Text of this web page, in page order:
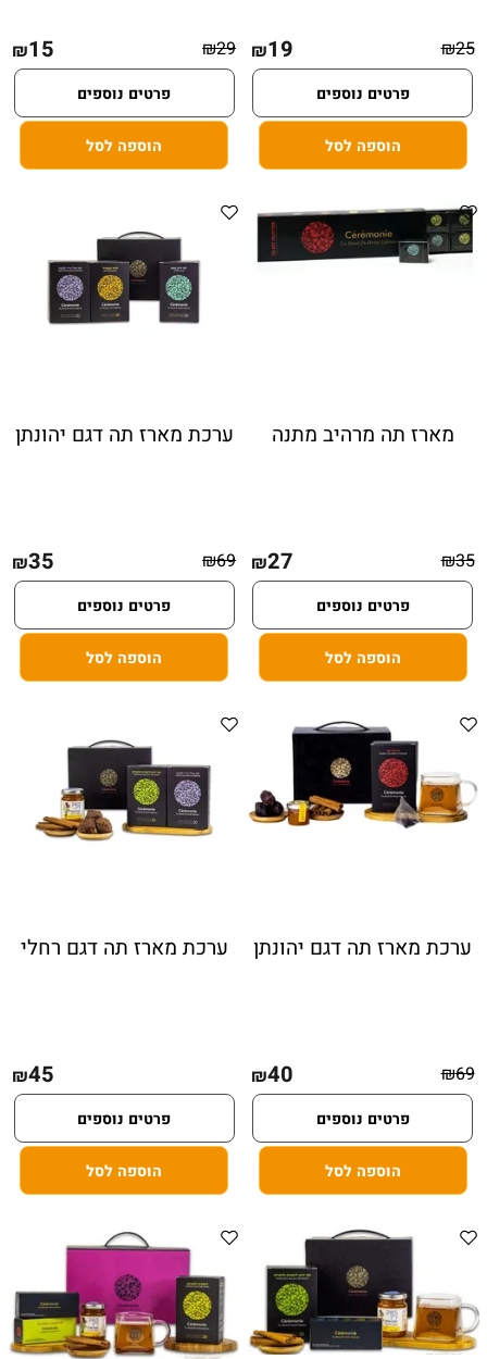
₪25
₪19
פרטים נוספים
הוספה לסל
₪29
₪15
פרטים נוספים
הוספה לסל
מארז תה מרהיב מתנה
₪35
₪27
פרטים נוספים
הוספה לסל
ערכת מארז תה דגם יהונתן
₪69
₪35
פרטים נוספים
הוספה לסל
ערכת מארז תה דגם יהונתן
₪69
₪40
פרטים נוספים
הוספה לסל
ערכת מארז תה דגם רחלי
₪45
פרטים נוספים
הוספה לסל